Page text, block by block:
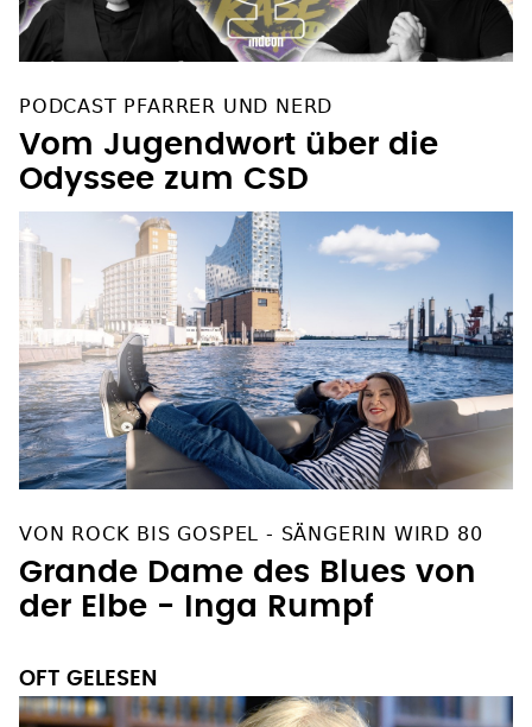
PODCAST PFARRER UND NERD
Vom Jugendwort über die
Odyssee zum CSD
VON ROCK BIS GOSPEL - SÄNGERIN WIRD 80
Grande Dame des Blues von
der Elbe - Inga Rumpf
OFT GELESEN